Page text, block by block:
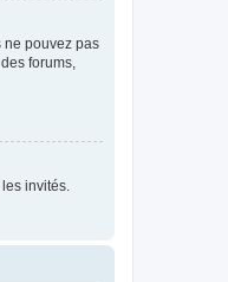
ne pouvez pas
forums,
invités.